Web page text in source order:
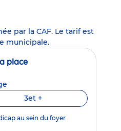
par la CAF. Le tarif est
municipale.
place
3et +
au sein du foyer